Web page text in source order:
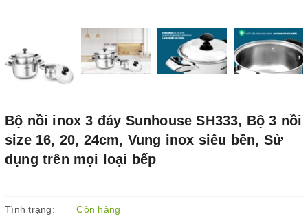
Bộ nồi inox 3 đáy Sunhouse SH333, Bộ 3 nồi
size 16, 20, 24cm, Vung inox siêu bền, Sử
dụng trên mọi loại bếp
Tình trạng:
Còn hàng